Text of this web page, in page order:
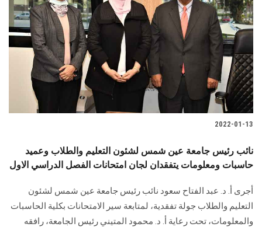
2022-01-13
نائب رئيس جامعة عين شمس لشئون التعليم والطلاب وعميد
حاسبات ومعلومات يتفقدان لجان امتحانات الفصل الدراسي الاول
أجرى أ. د. عبد الفتاح سعود نائب رئيس جامعة عين شمس لشئون
التعليم والطلاب جولة تفقدية، لمتابعة سير الامتحانات بكلية الحاسبات
والمعلومات، تحت رعاية أ. د. محمود المتيني رئيس الجامعة، رافقه